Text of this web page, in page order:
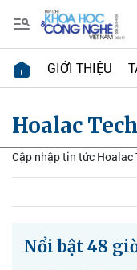
GIỚI THIỆU
Hoalac
Cập nhập tin tức Hoalac
Nổi bật 48